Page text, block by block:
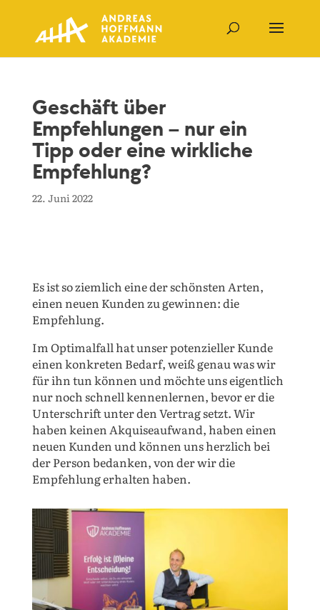
Geschäft über
Empfehlungen – nur ein
Tipp oder eine wirkliche
Empfehlung?
22. Juni 2022
Es ist so ziemlich eine der schönsten Arten,
einen neuen Kunden zu gewinnen: die
Empfehlung.
Im Optimalfall hat unser potenzieller Kunde
einen konkreten Bedarf, weiß genau was wir
für ihn tun können und möchte uns eigentlich
nur noch schnell kennenlernen, bevor er die
Unterschrift unter den Vertrag setzt. Wir
haben keinen Akquiseaufwand, haben einen
neuen Kunden und können uns herzlich bei
der Person bedanken, von der wir die
Empfehlung erhalten haben.